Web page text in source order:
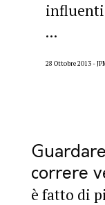
influenti
...
28 Ottobre 2013
correre
è fatto di